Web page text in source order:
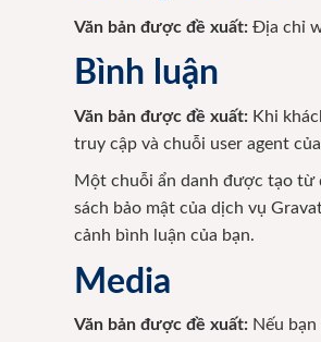
Văn bản được đề xuất: Địa chỉ
Bình luận
Văn bản được đề xuất: Khi
truy cập và chuỗi user agent
Một chuỗi ẩn danh được tạo từ
sách bảo mật của dịch vụ
cảnh bình luận của bạn.
Media
Văn bản được đề xuất: Nếu